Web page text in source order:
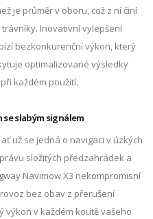
je průměr v oboru, což z ní činí
Inovativní vylepšení
bezkonkurenční výkon, který
optimalizované výsledky
každém použití.
slabým signálem
už se jedná o navigaci v úzkých
složitých předzahrádek a
Navimow X3 nekompromisní
bez obav z přerušení
výkon v každém koutě vašeho